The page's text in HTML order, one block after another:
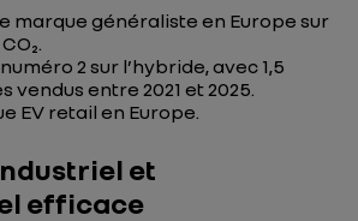
marque généraliste en Europe sur
2 sur l’hybride, avec 1,5
vendus entre 2021 et 2025.
EV retail en Europe.
et
efficace